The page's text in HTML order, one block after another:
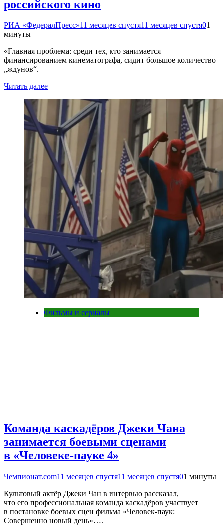
российского кино
РИА «ФедералПресс»11 месяцев спустя11 месяцев спустя01
минуты
«Главная проблема: среди тех, кто занимается
финансированием кинематографа, сидит большое количество
„ждунов“.
Читать далее
Фильмы и сериалы
Команда каскадёров Джеки Чана
занимается боевыми сценами
в «Человеке-пауке 4»
Чемпионат.com11 месяцев спустя11 месяцев спустя01 минуты
Культовый актёр Джеки Чан в интервью рассказал,
что его профессиональная команда каскадёров участвует
в постановке боевых сцен фильма «Человек-паук:
Совершенно новый день»….